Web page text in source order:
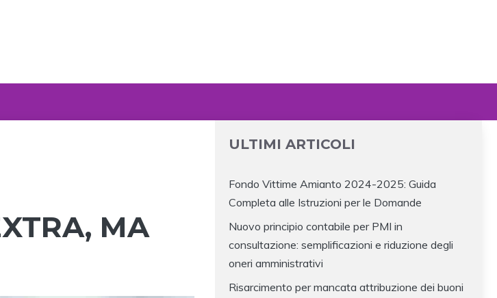
MA
ULTIMI ARTICOLI
Fondo Vittime Amianto 2024-2025: Guida
Completa alle Istruzioni per le Domande
Nuovo principio contabile per PMI in
consultazione: semplificazioni e riduzione degli
oneri amministrativi
Risarcimento per mancata attribuzione dei buoni